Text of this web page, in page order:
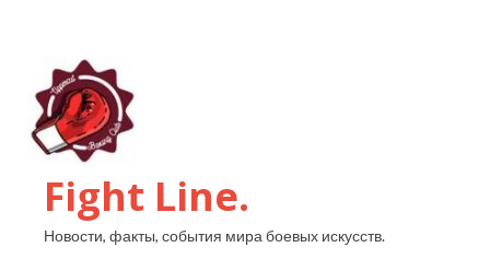
Fight Line.
Новости, факты, события мира боевых искусств.